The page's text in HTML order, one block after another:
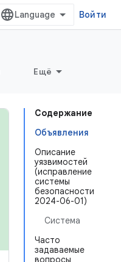
Войти
Ещё
Содержание
Объявления
Описание
уязвимостей
(исправление
системы
безопасности
2024-06-01)
Система
Часто
задаваемые
вопросы